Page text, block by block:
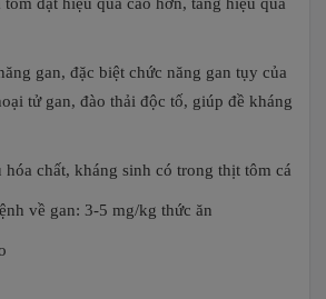
đạt hiệu quả cao hơn, tăng hiệu quả
gan, đặc biệt chức năng gan tụy của
tử gan, đào thải độc tố, giúp đề kháng
hóa chất, kháng sinh có trong thịt tôm cá
về gan: 3-5 mg/kg thức ăn